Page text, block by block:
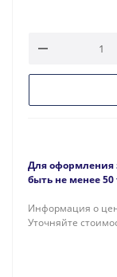
Для оформления
быть не менее 50
Информация о
Уточняйте